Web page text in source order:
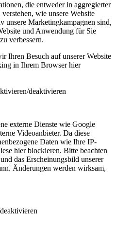
die entweder in aggregierter
wie unsere Website
unsere Marketingkampagnen sind,
und Anwendung für Sie
verbessern.
Ihren Besuch auf unserer Website
in Ihrem Browser hier
deaktivieren
externe Dienste wie Google
Videoanbieter. Da diese
Daten wie Ihre IP-
hier blockieren. Bitte beachten
das Erscheinungsbild unserer
Änderungen werden wirksam,